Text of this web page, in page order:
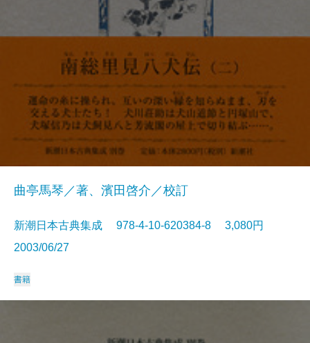
曲亭馬琴／著、濱田啓介／校訂
新潮日本古典集成 978-4-10-620384-8 3,080円
2003/06/27
書籍